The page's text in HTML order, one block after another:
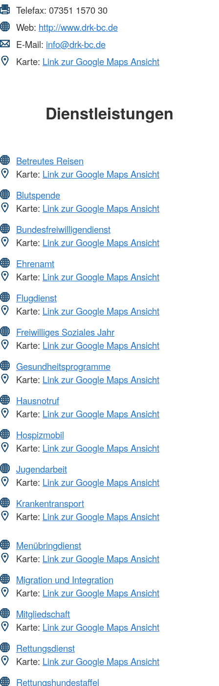
Telefax: 07351 1570 30
Web: http://www.drk-bc.de
E-Mail: info@drk-bc.de
Karte: Link zur Google Maps Ansicht
Dienstleistungen
Betreutes Reisen
Karte: Link zur Google Maps Ansicht
Blutspende
Karte: Link zur Google Maps Ansicht
Bundesfreiwilligendienst
Karte: Link zur Google Maps Ansicht
Ehrenamt
Karte: Link zur Google Maps Ansicht
Flugdienst
Karte: Link zur Google Maps Ansicht
Freiwilliges Soziales Jahr
Karte: Link zur Google Maps Ansicht
Gesundheitsprogramme
Karte: Link zur Google Maps Ansicht
Hausnotruf
Karte: Link zur Google Maps Ansicht
Hospizmobil
Karte: Link zur Google Maps Ansicht
Jugendarbeit
Karte: Link zur Google Maps Ansicht
Krankentransport
Karte: Link zur Google Maps Ansicht
Menübringdienst
Karte: Link zur Google Maps Ansicht
Migration und Integration
Karte: Link zur Google Maps Ansicht
Mitgliedschaft
Karte: Link zur Google Maps Ansicht
Rettungsdienst
Karte: Link zur Google Maps Ansicht
Rettungshundestaffel